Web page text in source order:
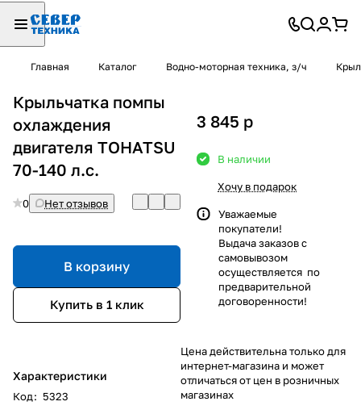
Главная Каталог Водно-моторная техника, з/ч
Крыльчатка помпы
охлаждения
двигателя TOHATSU
70-140 л.с.
0 Нет отзывов
В корзину
Купить в 1 клик
Характеристики
Код: 5323
3 845 p
В наличии
Хочу в подарок
Уважаемые
покупатели!
Выдача заказов с
самовывозом
осуществляется по
предварительной
договоренности!
Цена действительна только для
интернет-магазина и может
отличаться от цен в розничных
магазинах